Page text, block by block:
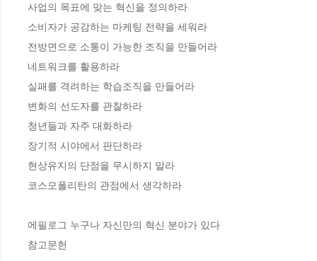
사업의 목표에 맞는 혁신을 정의하라
소비자가 공감하는 마케팅 전략을 세워라
전방면으로 소통이 가능한 조직을 만들어라
네트워크를 활용하라
실패를 격려하는 학습조직을 만들어라
변화의 선도자를 관찰하라
청년들과 자주 대화하라
장기적 시야에서 판단하라
현상유지의 단점을 무시하지 말라
코스모폴리탄의 관점에서 생각하라
에필로그 누구나 자신만의 혁신 분야가 있다
참고문헌